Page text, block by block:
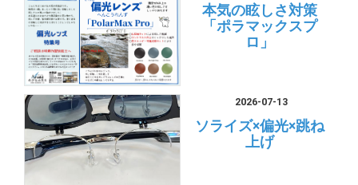
本気の眩しさ対策
「ポラマックスプ
ロ」
2026-07-13
ソライズ×偏光×跳ね
上げ